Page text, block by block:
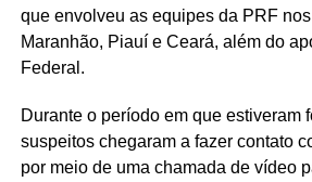
que envolveu as equipes da PRF
Maranhão, Piauí e Ceará, além do
Federal.
Durante o período em que estiveram
suspeitos chegaram a fazer contato
por meio de uma chamada de vídeo